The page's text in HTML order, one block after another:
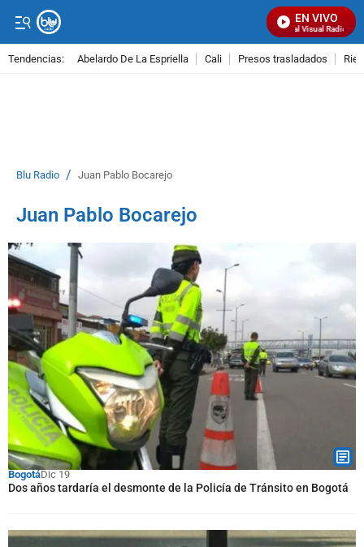
EN VIVO
Señal Visual Radio
Tendencias: Abelardo De La Espriella Cali Presos trasladados
Blu Radio / Juan Pablo Bocarejo
Juan Pablo Bocarejo
BogotáDic 19
Dos años tardaría el desmonte de la Policía de Tránsito en Bogotá